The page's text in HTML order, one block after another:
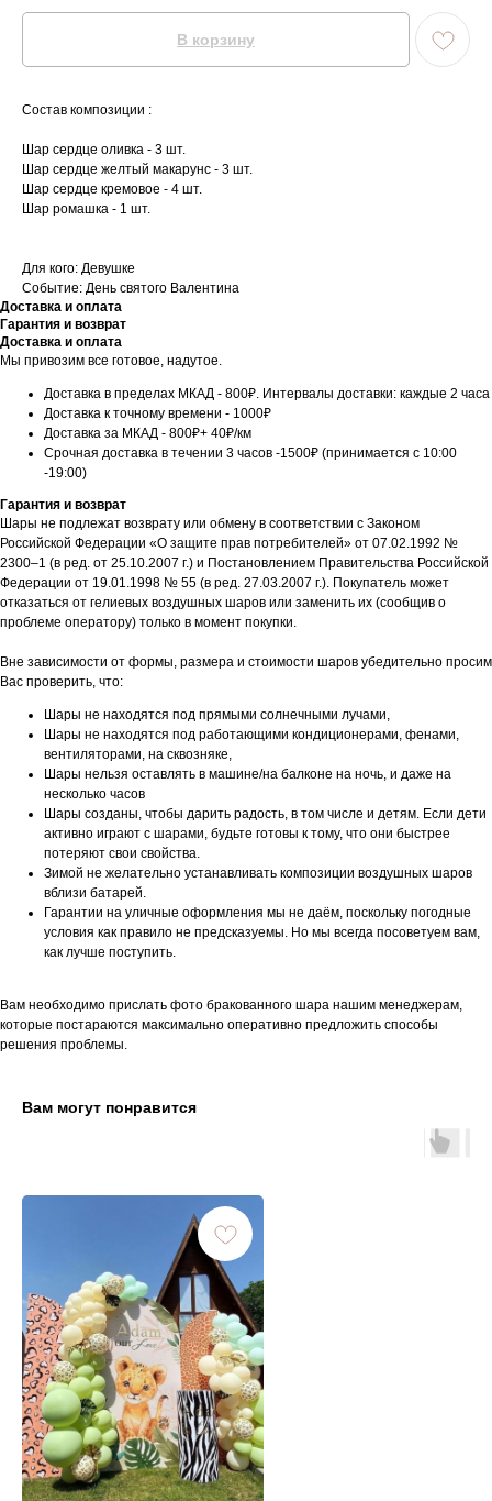
В корзину
Состав композиции :
Шар сердце оливка - 3 шт.
Шар сердце желтый макарунс - 3 шт.
Шар сердце кремовое - 4 шт.
Шар ромашка - 1 шт.
Для кого: Девушке
Событие: День святого Валентина
Доставка и оплата
Гарантия и возврат
Доставка и оплата
Мы привозим все готовое, надутое.
Доставка в пределах МКАД - 800₽. Интервалы доставки: каждые 2 часа
Доставка к точному времени - 1000₽
Доставка за МКАД - 800₽+ 40₽/км
Срочная доставка в течении 3 часов -1500₽ (принимается с 10:00
-19:00)
Гарантия и возврат
Шары не подлежат возврату или обмену в соответствии с Законом
Российской Федерации «О защите прав потребителей» от 07.02.1992 №
2300–1 (в ред. от 25.10.2007 г.) и Постановлением Правительства Российской
Федерации от 19.01.1998 № 55 (в ред. 27.03.2007 г.). Покупатель может
отказаться от гелиевых воздушных шаров или заменить их (сообщив о
проблеме оператору) только в момент покупки.
Вне зависимости от формы, размера и стоимости шаров убедительно просим
Вас проверить, что:
Шары не находятся под прямыми солнечными лучами,
Шары не находятся под работающими кондиционерами, фенами,
вентиляторами, на сквозняке,
Шары нельзя оставлять в машине/на балконе на ночь, и даже на
несколько часов
Шары созданы, чтобы дарить радость, в том числе и детям. Если дети
активно играют с шарами, будьте готовы к тому, что они быстрее
потеряют свои свойства.
Зимой не желательно устанавливать композиции воздушных шаров
вблизи батарей.
Гарантии на уличные оформления мы не даём, поскольку погодные
условия как правило не предсказуемы. Но мы всегда посоветуем вам,
как лучше поступить.
Вам необходимо прислать фото бракованного шара нашим менеджерам,
которые постараются максимально оперативно предложить способы
решения проблемы.
Вам могут понравится